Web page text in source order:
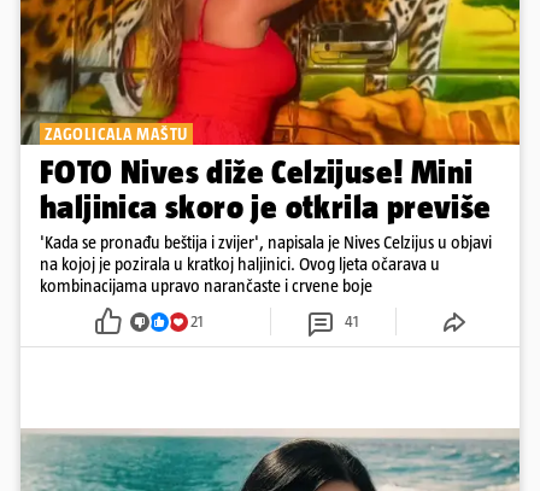
ZAGOLICALA MAŠTU
FOTO Nives diže Celzijuse! Mini
haljinica skoro je otkrila previše
'Kada se pronađu beštija i zvijer', napisala je Nives Celzijus u objavi
na kojoj je pozirala u kratkoj haljinici. Ovog ljeta očarava u
kombinacijama upravo narančaste i crvene boje
21 41